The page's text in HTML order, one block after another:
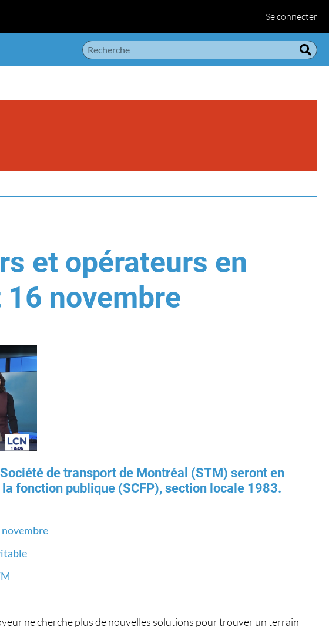
Se connecter
et opérateurs en
16 novembre
de transport de Montréal (STM) seront en
fonction publique (SCFP), section locale 1983.
novembre
ne cherche plus de nouvelles solutions pour trouver un terrain